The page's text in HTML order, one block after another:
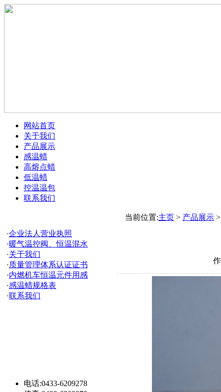
网站首页
关于我们
产品展示
感温蜡
高熔点蜡
低温蜡
控温温包
联系我们
·企业法人营业执照
·暖气温控阀、恒温混水
·关于我们
·质量管理体系认证证书
·内燃机车恒温元件用感
·感温蜡规格表
·联系我们
电话:0433-6209278
当前位置:主页 > 产品展示